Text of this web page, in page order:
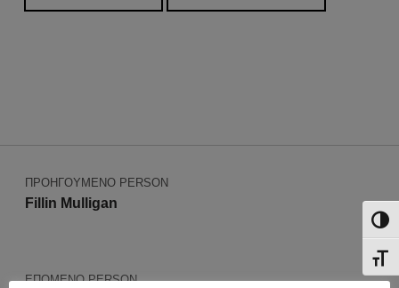
Μετάβαση στην κύρια πλοήγηση
Πλοήγηση άρθρων
ΠΡΟΗΓΟΎΜΕΝΟ PERSON
Fillin Mulligan
ΕΠΌΜΕΝΟ PERSON